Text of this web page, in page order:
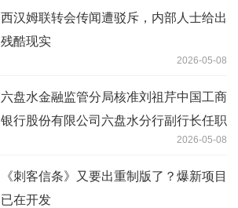
西汉姆联转会传闻遭驳斥，内部人士给出
残酷现实
2026-05-08
六盘水金融监管分局核准刘祖芹中国工商
银行股份有限公司六盘水分行副行长任职
2026-05-08
《刺客信条》又要出重制版了？爆新项目
已在开发